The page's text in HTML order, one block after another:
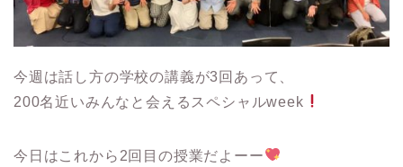
今週は話し方の学校の講義が3回あって、
200名近いみんなと会えるスペシャルweek
今日はこれから2回目の授業だよーー